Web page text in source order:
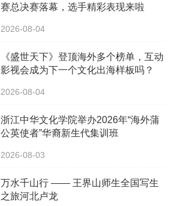
赛总决赛落幕，选手精彩表现来啦
2026-08-04
《盛世天下》登顶海外多个榜单，互动
影视会成为下一个文化出海样板吗？
2026-08-04
浙江中华文化学院举办2026年“海外蒲
公英使者”华裔新生代集训班
2026-08-03
万水千山行 —— 王界山师生全国写生
之旅河北卢龙